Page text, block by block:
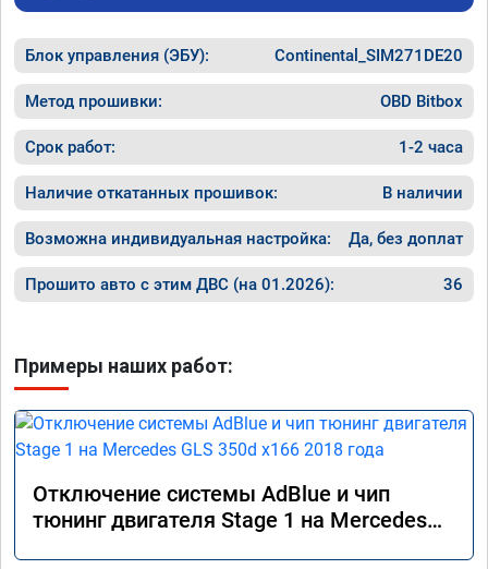
Блок управления (ЭБУ): Continental_SIM271DE20
Метод прошивки: OBD Bitbox
Срок работ: 1-2 часа
Наличие откатанных прошивок: В наличии
Возможна индивидуальная настройка: Да, без доплат
Прошито авто с этим ДВС (на 01.2026): 36
Примеры наших работ:
Отключение системы AdBlue и чип
тюнинг двигателя Stage 1 на Mercedes